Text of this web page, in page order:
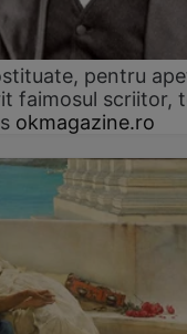
pentru
faimosul scriitor,
okmagazine.ro